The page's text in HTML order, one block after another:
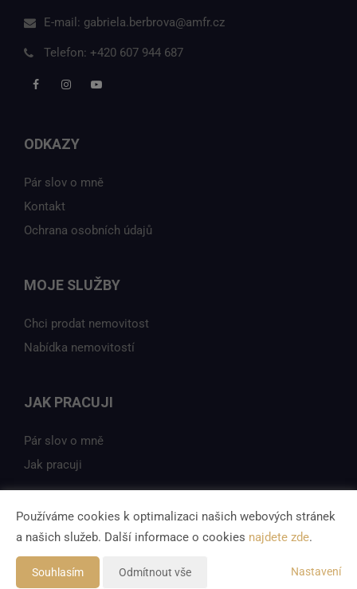
E-mail: gabriela.berbrova@amfr.cz
Telefon: +420 607 944 687
ODKAZY
Pár slov o mně
Kontakt
Ochrana osobních údajů
MOJE SLUŽBY
Chci prodat nemovitost
Nabídka nemovitostí
JAK PRACUJI
Pár slov o mně
Jak pracuji
Vytvořeno v systémuCHYTRÝ WEB MAKLÉŘE
Tomawell s.r.o. © 2026
Používáme cookies k optimalizaci našich webových stránek
a našich služeb. Další informace o cookies najdete zde.
Souhlasím Odmítnout vše Nastavení